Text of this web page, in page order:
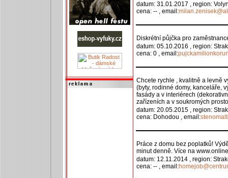
datum: 31.01.2017 , region:
cena: -- , email:
Diskrétní půjčka pro
datum: 05.10.2016 , region:
cena: 0 , email:
Chcete rychle , kvalitně a levně
(byty, rodinné domy, kanceláře,
fasády a v interiérech
zařízeních a v soukromých
datum: 20.05.2015 , region:
cena: Dohodou , email:
Práce z domu bez poplatků!
minut denně. Více na
datum: 12.11.2014 , region:
cena: -- , email: